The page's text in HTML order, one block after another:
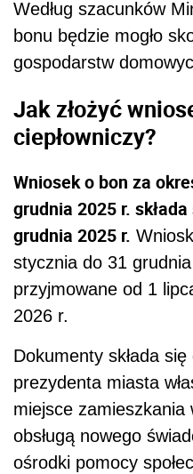
Według szacunków
bonu będzie mogło
gospodarstw
Jak złożyć
ciepłowniczy?
Wniosek o bon za
grudnia 2025 r.
grudnia 2025 r.
stycznia do 31
przyjmowane od 1
2026 r.
Dokumenty składa
prezydenta miasta
miejsce zamieszkania
obsługą nowego
ośrodki pomocy